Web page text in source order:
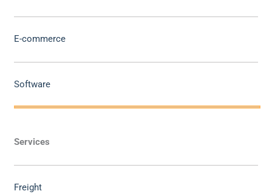
E-commerce
Software
Services
Freight